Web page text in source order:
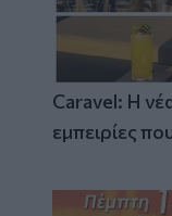
Caravel: Η
εμπειρίες